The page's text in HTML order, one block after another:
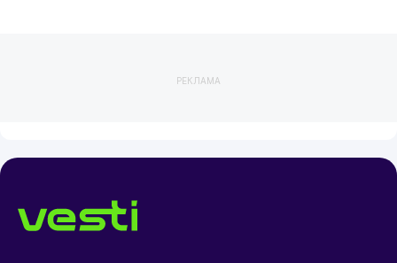
РЕКЛАМА